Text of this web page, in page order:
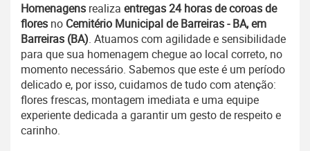
Homenagens realiza entregas 24 horas de coroas de
flores no Cemitério Municipal de Barreiras - BA, em
Barreiras (BA). Atuamos com agilidade e sensibilidade
para que sua homenagem chegue ao local correto, no
momento necessário. Sabemos que este é um período
delicado e, por isso, cuidamos de tudo com atenção:
flores frescas, montagem imediata e uma equipe
experiente dedicada a garantir um gesto de respeito e
carinho.